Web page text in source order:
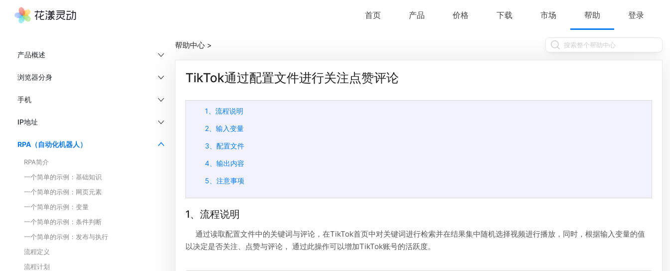
首页 产品 价格 下载 市场 帮助 登录
产品概述
浏览器分身
手机
IP地址
RPA（自动化机器人）
RPA简介
一个简单的示例：基础知识
一个简单的示例：网页元素
一个简单的示例：变量
一个简单的示例：条件判断
一个简单的示例：发布与执行
流程定义
流程计划
帮助中心 >
TikTok通过配置文件进行关注点赞评论
1、流程说明
2、输入变量
3、配置文件
4、输出内容
5、注意事项
1、流程说明
通过读取配置文件中的关键词与评论，在TikTok首页中对关键词进行检索并在结果集中随机选择视频进行播放，同时，根据输入变量的值
以决定是否关注、点赞与评论， 通过此操作可以增加TikTok账号的活跃度。